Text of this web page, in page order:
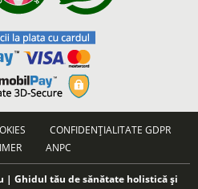
CONFIDENȚIALITATE GDPR
ANPC
| Ghidul tău de sănătate holistică și